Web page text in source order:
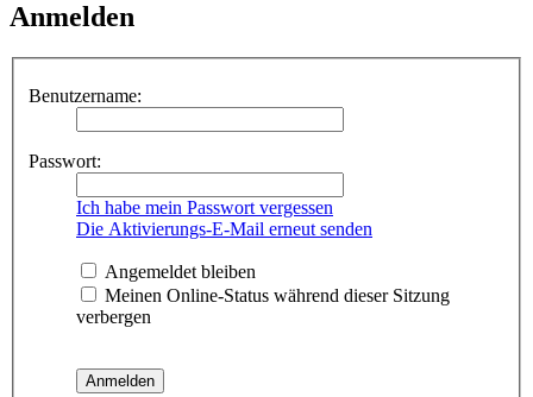
Anmelden
Benutzername:
Passwort:
Ich habe mein Passwort vergessen
Die Aktivierungs-E-Mail erneut senden
Angemeldet bleiben
Meinen Online-Status während dieser Sitzung
verbergen